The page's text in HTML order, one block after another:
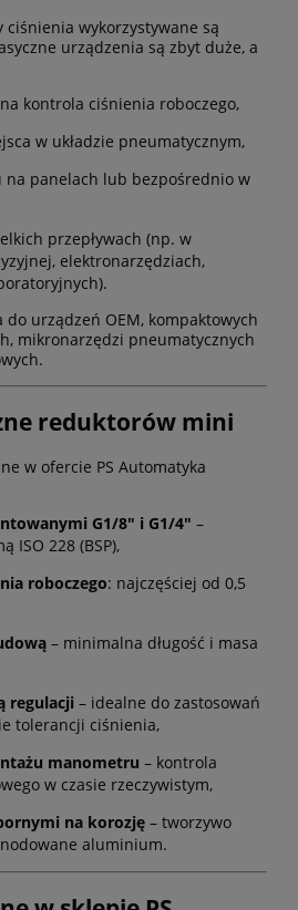
wykorzystywane są
urządzenia są zbyt duże, a
kontrola ciśnienia roboczego,
w układzie pneumatycznym,
na panelach lub bezpośrednio w
przepływach (np. w
elektronarzędziach,
urządzeń OEM, kompaktowych
mikronarzędzi pneumatycznych
reduktorów mini
w ofercie PS Automatyka
G1/8" i G1/4" –
ISO 228 (BSP),
roboczego: najczęściej od 0,5
– minimalna długość i masa
regulacji – idealne do zastosowań
tolerancji ciśnienia,
manometru – kontrola
w czasie rzeczywistym,
na korozję – tworzywo
aluminium.